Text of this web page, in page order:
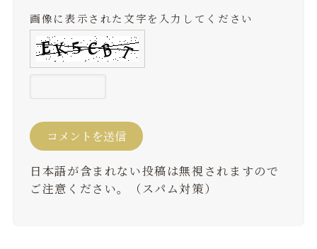
画像に表示された文字を入力してください
日本語が含まれない投稿は無視されますので
ご注意ください。（スパム対策）